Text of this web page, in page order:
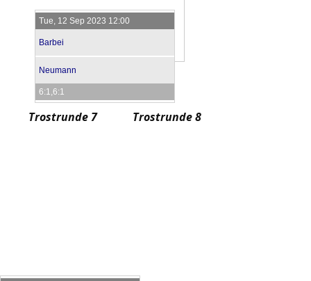
Tue, 12 Sep 2023 12:00
Barbei
Neumann
6:1,6:1
Trostrunde 7 Trostrunde 8